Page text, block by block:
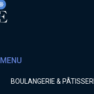
MENU
BOULANGERIE &